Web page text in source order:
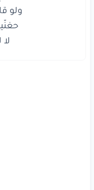
لا